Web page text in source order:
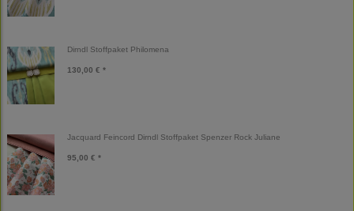
Dirndl Stoffpaket Philomena
130,00 € *
Jacquard Feincord Dirndl Stoffpaket Spenzer Rock Juliane
95,00 € *